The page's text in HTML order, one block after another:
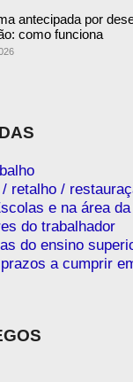
antecipada por
como funciona
retalho /
e na área
do trabalhador
do ensino
a cumprir